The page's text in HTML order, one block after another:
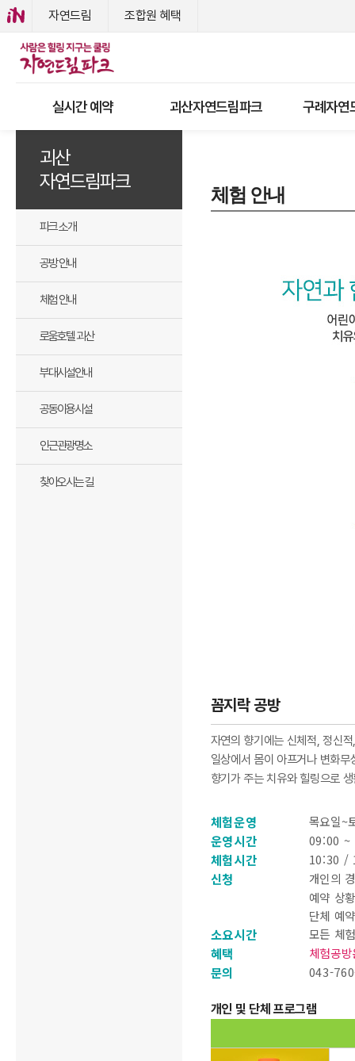
자연드림 조합원 혜택
실시간 예약 괴산자연드림파크 구례자연
괴산
자연드림파크
파크 소개
공방 안내
체험 안내
로움호텔 괴산
부대시설안내
공동이용시설
인근관광명소
찾아오시는 길
체험 안내
꼼지락 공방
자연의 향기에는 신체적, 정신
일상에서 몸이 아프거나 변화
향기가 주는 치유와 힐링으로
체험운영 목요일~
운영시간 09:00 ~
체험시간 10:30 /
신청
개인의
예약 상
단체 예
소요시간 모든 체
혜택 체험공
문의 043-
개인 및 단체 프로그램